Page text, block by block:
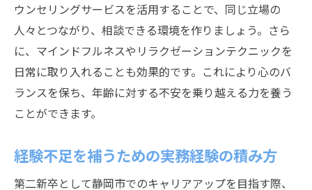
ウンセリングサービスを活用することで、同じ立場の
人々とつながり、相談できる環境を作りましょう。さら
に、マインドフルネスやリラクゼーションテクニックを
日常に取り入れることも効果的です。これにより心のバ
ランスを保ち、年齢に対する不安を乗り越える力を養う
ことができます。
経験不足を補うための実務経験の積み方
第二新卒として静岡市でのキャリアアップを目指す際、